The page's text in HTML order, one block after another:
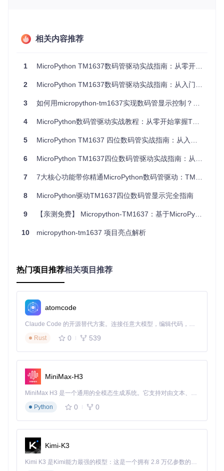
路，内部集成了MCU接口、数据锁存器、LED驱动电路等模
连接。
图1：使用MicroPython控制的TM1637四位数码管显示模块，
展示了不同开发板的连接效果
数据传输时序解析
TM1637采用独特的串行通信协议，数据传输过程分为三个阶
数据传输：CLK为低电平时，DIO设置数据并保持稳定；C
结束信号：CLK高电平时，DIO从低到高跳变
这种通信方式允许在不使用I2C或SPI硬件接口的情况下实现可
通过不同组合可以显示数字、字母和符号。TM1637采用8位
数据表示一个数码管的显示状态，每位对应一个发光段：
第0位
B
第1位
右上竖段
第2位
右下竖段
D
第3位
底部横段
E
G
第6位
中间横段
第7位 小数点
例如，数字"8"的编码为0b1111111（0x7F），所有段均点亮；
数字"0"的编码为0b1111110（0x3F），中间横段不亮。
实践指南：场景化应用模板
相关内容推荐
1 MicroPython TM1637数码管驱动实战指南：从零开始掌握四位LED显示控制
2 MicroPython TM1637数码管驱动实战指南：从入门到精通
3 如何用micropython-tm1637实现数码管显示控制？零基础实战指南
4 MicroPython数码管驱动实战教程：从零开始掌握TM1637四位数码管控制
5 MicroPython TM1637 四位数码管实战指南：从入门到精通
6 MicroPython TM1637四位数码管驱动实战指南：从硬件连接到高级显示控制
7 7大核心功能带你精通MicroPython数码管驱动：TM1637使用教程
8 MicroPython驱动TM1637四位数码管显示完全指南
9 【亲测免费】 Micropython-TM1637：基于MicroPython的TM1637 LED驱动库教程
10 micropython-tm1637 项目亮点解析
热门项目推荐相关项目推荐
atomcode
Claude Code 的开源替代方案。连接任意大模型，编辑代码，运行命令，自动验证 — 全自动执行。用 Rust 构建，极致性能。 ｜ An open-source alternative to Claude Code. Connect any LLM, edit code, run commands, and verify changes — autonomously. Built in Rust for speed. Get Started
Rust
0 539
MiniMax-H3
MiniMax H3 是一个通用的全模态生成系统。它支持对由文本、图像、视频和音频组成的多模态上下文进行统一理解，并能生成分辨率高达 2K、时长可达 15 秒的带原生立体声音频的视频。得益于面向任务泛化的系统设计，H3 在预训练阶段就已具备广泛的多模态上下文理解与生成能力，能够出色地执行复杂的多模态指令。
Python
0 0
Kimi-K3
Kimi K3 是Kimi能力最强的模型：这是一个拥有 2.8 万亿参数的混合专家（MoE）模型，具备原生视觉理解能力，并支持 100 万 token 的上下文窗口。